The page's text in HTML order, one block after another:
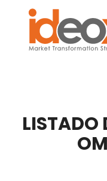
LISTADO